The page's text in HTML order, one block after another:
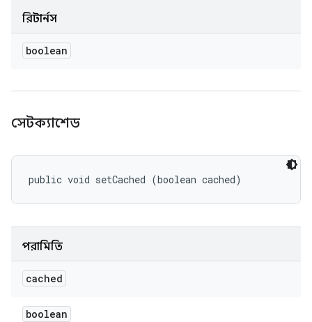
রিটার্নস
boolean
সেটক্যাশেড
public void setCached (boolean cached)
পরামিতি
cached
boolean